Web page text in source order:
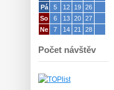
Pá
5 12 19 26
So
6 13 20 27
Ne
7 14 21 28
Počet návštěv